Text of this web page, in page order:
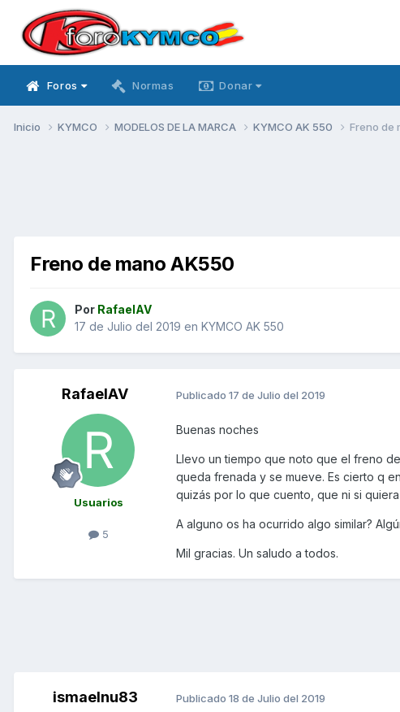
Foros Normas Donar
Inicio KYMCO MODELOS DE LA MARCA KYMCO AK 550 Freno de
Freno de mano AK550
Por RafaelAV
17 de Julio del 2019 en KYMCO AK 550
RafaelAV
Usuarios
5
Publicado 17 de Julio del 2019
Buenas noches
Llevo un tiempo que noto que el freno
queda frenada y se mueve. Es cierto q
quizás por lo que cuento, que ni si
A alguno os ha ocurrido algo similar?
Mil gracias. Un saludo a todos.
ismaelnu83 Publicado 18 de Julio del 2019